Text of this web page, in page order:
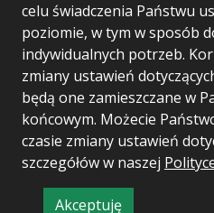
celu świadczenia Państwu
poziomie, w tym w sposób
indywidualnych potrzeb.
zmiany ustawień
będą one zamieszczane w
końcowym. Możecie
czasie zmiany ustawień
szczegółów w naszej
Akceptuję
Statystyki oglądalności
Ostatnio dodane
Polityka prywatności
Wersja systemu: 5.7.0 [99]
Ostatnia aktualizacja BIP: